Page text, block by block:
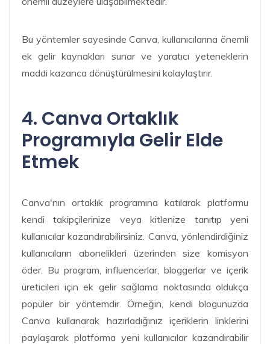
Bu yöntemler sayesinde Canva, kullanıcılarına önemli
ek gelir kaynakları sunar ve yaratıcı yeteneklerin
maddi kazanca dönüştürülmesini kolaylaştırır.
4. Canva Ortaklık
Programıyla Gelir Elde
Etmek
Canva'nın ortaklık programına katılarak platformu
kendi takipçilerinize veya kitlenize tanıtıp yeni
kullanıcılar kazandırabilirsiniz. Canva, yönlendirdiğiniz
kullanıcıların abonelikleri üzerinden size komisyon
öder. Bu program, influencerlar, bloggerlar ve içerik
üreticileri için ek gelir sağlama noktasında oldukça
popüler bir yöntemdir. Örneğin, kendi blogunuzda
Canva kullanarak hazırladığınız içeriklerin linklerini
paylaşarak platforma yeni kullanıcılar kazandırabilir